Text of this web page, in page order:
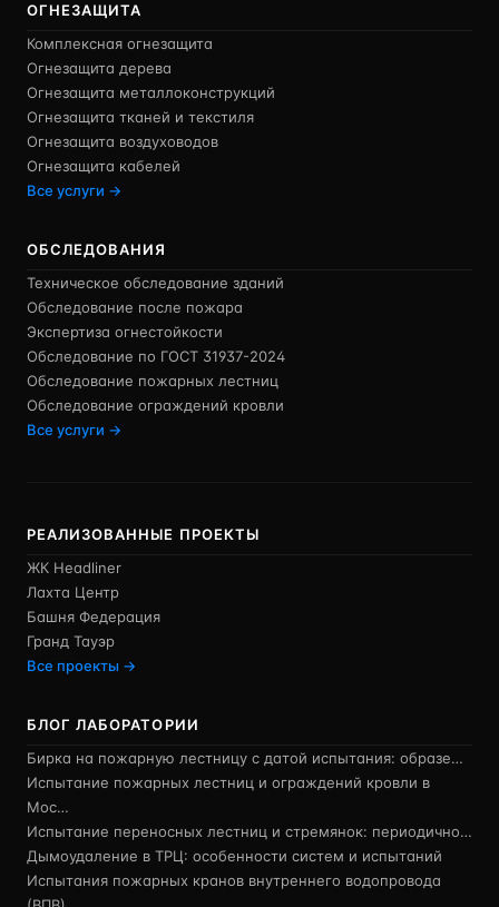
ОГНЕЗАЩИТА
Комплексная огнезащита
Огнезащита дерева
Огнезащита металлоконструкций
Огнезащита тканей и текстиля
Огнезащита воздуховодов
Огнезащита кабелей
Все услуги →
ОБСЛЕДОВАНИЯ
Техническое обследование зданий
Обследование после пожара
Экспертиза огнестойкости
Обследование по ГОСТ 31937-2024
Обследование пожарных лестниц
Обследование ограждений кровли
Все услуги →
РЕАЛИЗОВАННЫЕ ПРОЕКТЫ
ЖК Headliner
Лахта Центр
Башня Федерация
Гранд Тауэр
Все проекты →
БЛОГ ЛАБОРАТОРИИ
Бирка на пожарную лестницу с датой испытания: образе…
Испытание пожарных лестниц и ограждений кровли в
Мос…
Испытание переносных лестниц и стремянок: периодично…
Дымоудаление в ТРЦ: особенности систем и испытаний
Испытания пожарных кранов внутреннего водопровода